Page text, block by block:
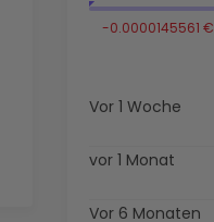
-0.0000145561 €
Vor 1 Woche
vor 1 Monat
Vor 6 Monaten